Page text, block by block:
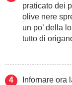
praticato dei
olive nere
un po’ della
tutto di
Infornare ora